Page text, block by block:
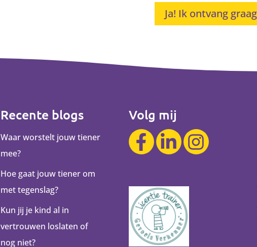
Recente blogs
Waar worstelt jouw tiener
mee?
Hoe gaat jouw tiener om
met tegenslag?
Kun jij je kind al in
vertrouwen loslaten of
nog niet?
Volg mij